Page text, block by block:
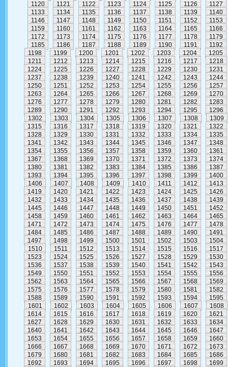
1120
1121 1122 1123 1124 1125 1126
1127
1133
1134 1135 1136 1137 1138 1139
1140
1146
1147 1148 1149 1150 1151 1152
1153
1159
1160 1161 1162 1163 1164 1165
1166
1172
1173 1174 1175 1176 1177 1178
1179
1185
1186 1187 1188 1189 1190 1191
1192
1198
1199 1200 1201 1202 1203 1204
1205
1211
1212 1213 1214 1215 1216 1217
1218
1224
1225 1226 1227 1228 1229 1230
1231
1237
1238 1239 1240 1241 1242 1243
1244
1250
1251 1252 1253 1254 1255 1256
1257
1263
1264 1265 1266 1267 1268 1269
1270
1276
1277 1278 1279 1280 1281 1282
1283
1289
1290 1291 1292 1293 1294 1295
1296
1302
1303 1304 1305 1306 1307 1308
1309
1315
1316 1317 1318 1319 1320 1321
1322
1328
1329 1330 1331 1332 1333 1334
1335
1341
1342 1343 1344 1345 1346 1347
1348
1354
1355 1356 1357 1358 1359 1360
1361
1367
1368 1369 1370 1371 1372 1373
1374
1380
1381 1382 1383 1384 1385 1386
1387
1393
1394 1395 1396 1397 1398 1399
1400
1406
1407 1408 1409 1410 1411 1412
1413
1419
1420 1421 1422 1423 1424 1425
1426
1432
1433 1434 1435 1436 1437 1438
1439
1445
1446 1447 1448 1449 1450 1451
1452
1458
1459 1460 1461 1462 1463 1464
1465
1471
1472 1473 1474 1475 1476 1477
1478
1484
1485 1486 1487 1488 1489 1490
1491
1497
1498 1499 1500 1501 1502 1503
1504
1510
1511 1512 1513 1514 1515 1516
1517
1523
1524 1525 1526 1527 1528 1529
1530
1536
1537 1538 1539 1540 1541 1542
1543
1549
1550 1551 1552 1553 1554 1555
1556
1562
1563 1564 1565 1566 1567 1568
1569
1575
1576 1577 1578 1579 1580 1581
1582
1588
1589 1590 1591 1592 1593 1594
1595
1601
1602 1603 1604 1605 1606 1607
1608
1614
1615 1616 1617 1618 1619 1620
1621
1627
1628 1629 1630 1631 1632 1633
1634
1640
1641 1642 1643 1644 1645 1646
1647
1653
1654 1655 1656 1657 1658 1659
1660
1666
1667 1668 1669 1670 1671 1672
1673
1679
1680 1681 1682 1683 1684 1685
1686
1692
1693 1694 1695 1696 1697 1698
1699